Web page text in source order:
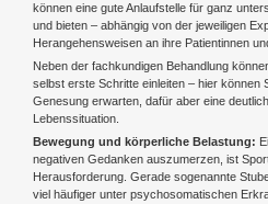
können eine gute Anlaufstelle für ganz
und bieten – abhängig von der jeweiligen
Herangehensweisen an ihre Patientinnen
Neben der fachkundigen Behandlung
selbst erste Schritte einleiten – hier können
Genesung erwarten, dafür aber eine
Lebenssituation.
Bewegung und körperliche Belastung:
negativen Gedanken auszumerzen, ist
Herausforderung. Gerade sogenannte
viel häufiger unter psychosomatischen